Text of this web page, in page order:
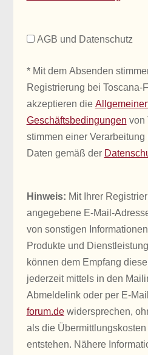
AGB und Datenschutz
* Mit dem Absenden
Registrierung bei Toscana-
akzeptieren die
Geschäftsbedingungen von
stimmen einer
Daten gemäß der
Hinweis: Mit Ihrer
angegebene E-Mail-
von sonstigen
Produkte und
können dem Empfang
jederzeit mittels in den
Abmeldelink oder per E-
forum.dewidersprechen,
als die
entstehen. Nähere